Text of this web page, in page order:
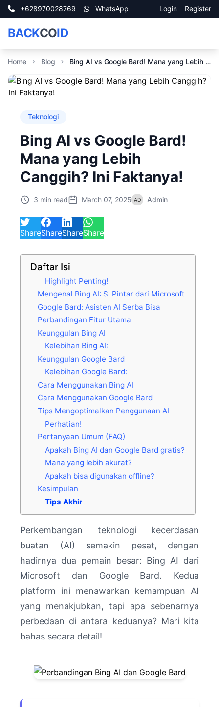
+628970028769 WhatsApp Login Register
BACKCOID
Home Blog Bing AI vs Google Bard! Mana yang Lebih Canggih? Ini Faktanya!
Teknologi
Bing AI vs Google Bard!
Mana yang Lebih
Canggih? Ini Faktanya!
3 min read March 07, 2025 Admin
ShareShareShareShare
Daftar Isi
Highlight Penting!
Mengenal Bing AI: Si Pintar dari Microsoft
Google Bard: Asisten AI Serba Bisa
Perbandingan Fitur Utama
Keunggulan Bing AI
Kelebihan Bing AI:
Keunggulan Google Bard
Kelebihan Google Bard:
Cara Menggunakan Bing AI
Cara Menggunakan Google Bard
Tips Mengoptimalkan Penggunaan AI
Perhatian!
Pertanyaan Umum (FAQ)
Apakah Bing AI dan Google Bard gratis?
Mana yang lebih akurat?
Apakah bisa digunakan offline?
Kesimpulan
Tips Akhir
Perkembangan teknologi kecerdasan
buatan (AI) semakin pesat, dengan
hadirnya dua pemain besar: Bing AI dari
Microsoft dan Google Bard. Kedua
platform ini menawarkan kemampuan AI
yang menakjubkan, tapi apa sebenarnya
perbedaan di antara keduanya? Mari kita
bahas secara detail!